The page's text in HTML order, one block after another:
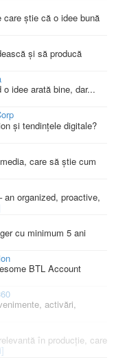
care știe că o idee bună
și să producă
idee arată bine, dar...
și tendințele digitale?
care să știe cum
an organized, proactive,
cu minimum 5 ani
BTL Account
activări,
în producție, care